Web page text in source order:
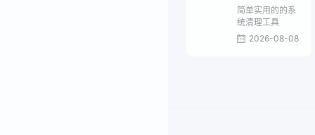
简单实用的的系
统清理工具
2026-08-08